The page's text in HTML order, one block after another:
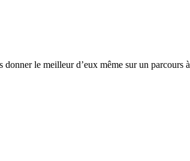
le meilleur d’eux même sur un parcours